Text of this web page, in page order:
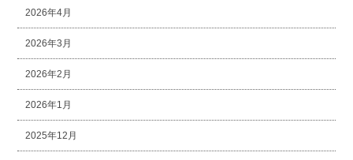
2026年4月
2026年3月
2026年2月
2026年1月
2025年12月